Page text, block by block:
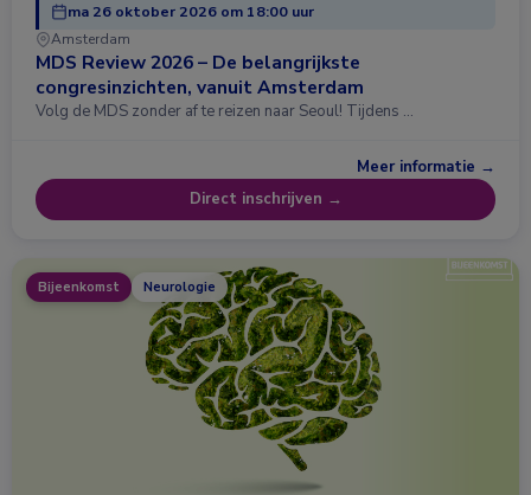
ma 26 oktober 2026 om 18:00 uur
Amsterdam
MDS Review 2026 – De belangrijkste
congresinzichten, vanuit Amsterdam
Volg de MDS zonder af te reizen naar Seoul! Tijdens …
Meer informatie →
Direct inschrijven →
Bijeenkomst Neurologie